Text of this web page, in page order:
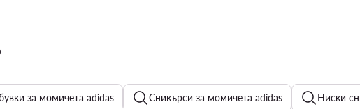
за момичета adidas Сникърси за момичета adidas Ниски